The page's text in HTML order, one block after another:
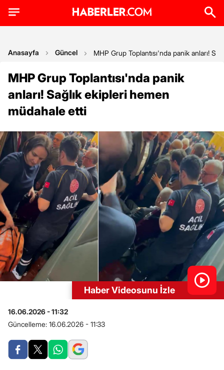
Anasayfa Güncel MHP Grup Toplantısı'nda panik anları!
MHP Grup Toplantısı'nda panik
anları! Sağlık ekipleri hemen
müdahale etti
Haber Videosunu İzle
16.06.2026 - 11:32
Güncelleme: 16.06.2026 - 11:33